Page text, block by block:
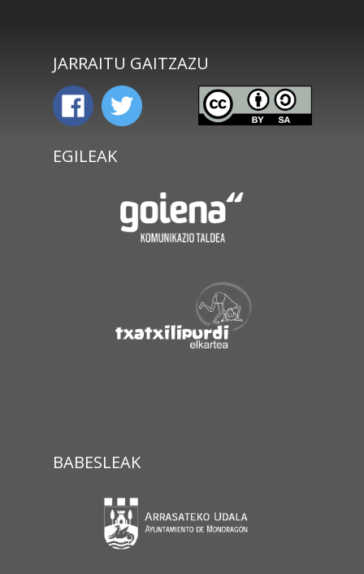
JARRAITU GAITZAZU
EGILEAK
BABESLEAK